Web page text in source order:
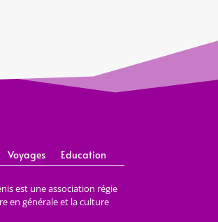
Voyages Education
est une association régie
en générale et la culture